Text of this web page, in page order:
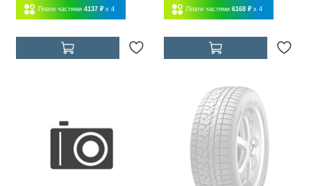
Плати частями 4137 ₽ x 4 Плати частями 6168 ₽ x 4